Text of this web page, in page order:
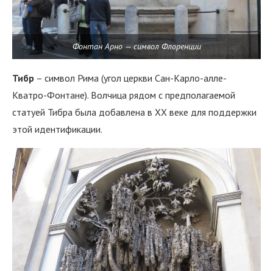
Фонтан Арно — символ Флоренции
Тибр – символ Рима (угол церкви Сан-Карло-алле-
Кватро-Фонтане). Волчица рядом с предполагаемой
статуей Тибра была добавлена ​​в XX веке для поддержки
этой идентификации.